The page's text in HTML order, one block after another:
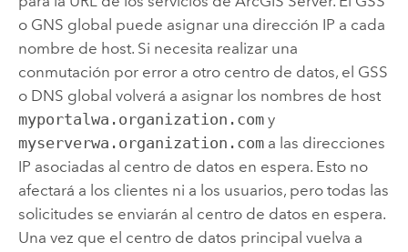
o GNS global puede asignar una dirección IP a cada
nombre de host. Si necesita realizar una
conmutación por error a otro centro de datos, el GSS
o DNS global volverá a asignar los nombres de host
myportalwa.organization.comy
myserverwa.organization.coma las direcciones
IP asociadas al centro de datos en espera. Esto no
afectará a los clientes ni a los usuarios, pero todas las
solicitudes se enviarán al centro de datos en espera.
Una vez que el centro de datos principal vuelva a